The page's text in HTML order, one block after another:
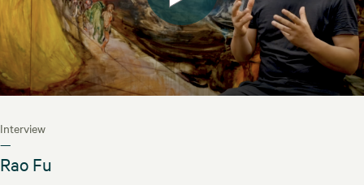
Interview
—
Rao Fu